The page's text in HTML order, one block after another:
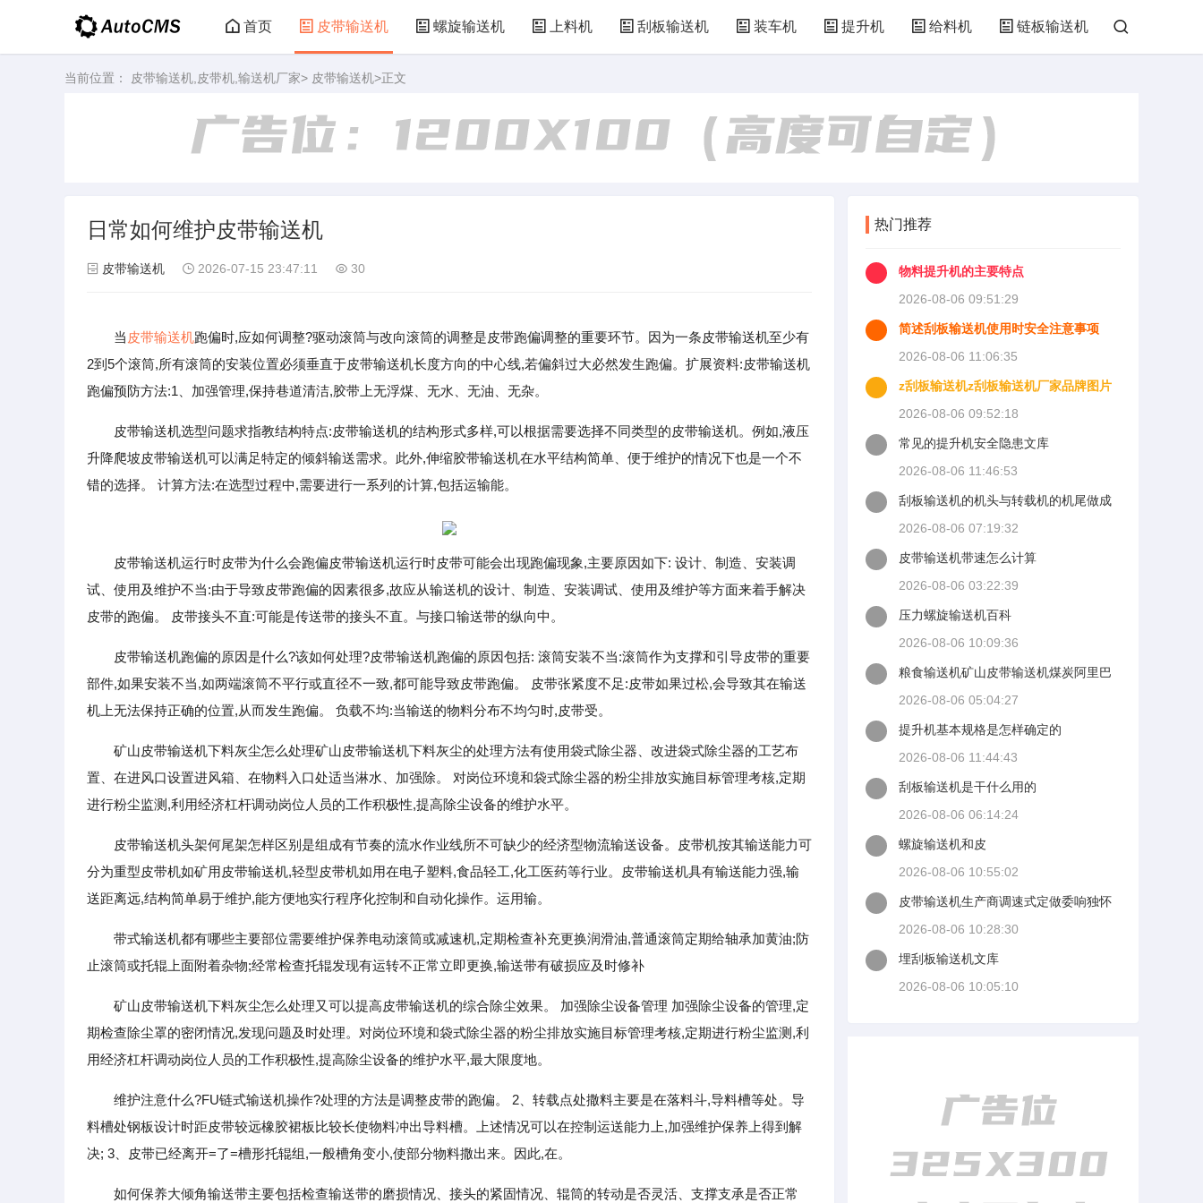
首页 皮带输送机 螺旋输送机 上料机 刮板输送机 装车机 提升机 给料机 链板输送机
当前位置： 皮带输送机,皮带机,输送机厂家> 皮带输送机>正文
日常如何维护皮带输送机
皮带输送机 2026-07-15 23:47:11 30
当 皮带输送机跑偏时,应如何调整?驱动滚筒与改向滚筒的调整是皮带跑偏调整的重要环节。因为一条皮带输送机至少有
2到5个滚筒,所有滚筒的安装位置必须垂直于皮带输送机长度方向的中心线,若偏斜过大必然发生跑偏。扩展资料:皮带输送机
跑偏预防方法:1、加强管理,保持巷道清洁,胶带上无浮煤、无水、无油、无杂。
皮带输送机选型问题求指教结构特点:皮带输送机的结构形式多样,可以根据需要选择不同类型的皮带输送机。例如,液压
升降爬坡皮带输送机可以满足特定的倾斜输送需求。此外,伸缩胶带输送机在水平结构简单、便于维护的情况下也是一个不
错的选择。 计算方法:在选型过程中,需要进行一系列的计算,包括运输能。
皮带输送机运行时皮带为什么会跑偏皮带输送机运行时皮带可能会出现跑偏现象,主要原因如下: 设计、制造、安装调
试、使用及维护不当:由于导致皮带跑偏的因素很多,故应从输送机的设计、制造、安装调试、使用及维护等方面来着手解决
皮带的跑偏。 皮带接头不直:可能是传送带的接头不直。与接口输送带的纵向中。
皮带输送机跑偏的原因是什么?该如何处理?皮带输送机跑偏的原因包括: 滚筒安装不当:滚筒作为支撑和引导皮带的重要
部件,如果安装不当,如两端滚筒不平行或直径不一致,都可能导致皮带跑偏。 皮带张紧度不足:皮带如果过松,会导致其在输送
机上无法保持正确的位置,从而发生跑偏。 负载不均:当输送的物料分布不均匀时,皮带受。
矿山皮带输送机下料灰尘怎么处理矿山皮带输送机下料灰尘的处理方法有使用袋式除尘器、改进袋式除尘器的工艺布
置、在进风口设置进风箱、在物料入口处适当淋水、加强除。 对岗位环境和袋式除尘器的粉尘排放实施目标管理考核,定期
进行粉尘监测,利用经济杠杆调动岗位人员的工作积极性,提高除尘设备的维护水平。
皮带输送机头架何尾架怎样区别是组成有节奏的流水作业线所不可缺少的经济型物流输送设备。皮带机按其输送能力可
分为重型皮带机如矿用皮带输送机,轻型皮带机如用在电子塑料,食品轻工,化工医药等行业。皮带输送机具有输送能力强,输
送距离远,结构简单易于维护,能方便地实行程序化控制和自动化操作。运用输。
带式输送机都有哪些主要部位需要维护保养电动滚筒或减速机,定期检查补充更换润滑油,普通滚筒定期给轴承加黄油;防
止滚筒或托辊上面附着杂物;经常检查托辊发现有运转不正常立即更换,输送带有破损应及时修补
矿山皮带输送机下料灰尘怎么处理又可以提高皮带输送机的综合除尘效果。 加强除尘设备管理 加强除尘设备的管理,定
期检查除尘罩的密闭情况,发现问题及时处理。对岗位环境和袋式除尘器的粉尘排放实施目标管理考核,定期进行粉尘监测,利
用经济杠杆调动岗位人员的工作积极性,提高除尘设备的维护水平,最大限度地。
维护注意什么?FU链式输送机操作?处理的方法是调整皮带的跑偏。 2、转载点处撒料主要是在落料斗,导料槽等处。导
料槽处钢板设计时距皮带较远橡胶裙板比较长使物料冲出导料槽。上述情况可以在控制运送能力上,加强维护保养上得到解
决; 3、皮带已经离开=了=槽形托辊组,一般槽角变小,使部分物料撒出来。因此,在。
如何保养大倾角输送带主要包括检查输送带的磨损情况、接头的紧固情况、辊筒的转动是否灵活、支撑支承是否正常
热门推荐
物料提升机的主要特点
2026-08-06 09:51:29
简述刮板输送机使用时安全注意事项
2026-08-06 11:06:35
z刮板输送机z刮板输送机厂家品牌图片
2026-08-06 09:52:18
常见的提升机安全隐患文库
2026-08-06 11:46:53
刮板输送机的机头与转载机的机尾做成
2026-08-06 07:19:32
皮带输送机带速怎么计算
2026-08-06 03:22:39
压力螺旋输送机百科
2026-08-06 10:09:36
粮食输送机矿山皮带输送机煤炭阿里巴
2026-08-06 05:04:27
提升机基本规格是怎样确定的
2026-08-06 11:44:43
刮板输送机是干什么用的
2026-08-06 06:14:24
螺旋输送机和皮
2026-08-06 10:55:02
皮带输送机生产商调速式定做委响独怀
2026-08-06 10:28:30
埋刮板输送机文库
2026-08-06 10:05:10